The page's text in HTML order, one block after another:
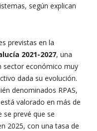
según explican
previstas en la
2021-2027, una
sector económico muy
dada su evolución.
denominados RPAS,
valorado en más de
se prevé que se
2025, con una tasa de